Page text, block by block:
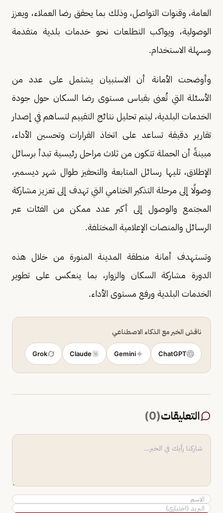
العامة، وقنوات التواصل، وذلك بما يحقق رضا العملاء، ويعزز
الوصولية، ويواكب التطلعات نحو خدمات بلدية متقدمة
وسهلة الاستخدام.
وأوضحت الأمانة أن الاستبيان يشتمل على عدد من
الأسئلة التي تُعنى بقياس مستوى رضا السكان حول جودة
الخدمات البلدية، ليتم تحليل نتائج التقييم لتساهم في إصدار
تقارير دقيقة تساعد على اتخاذ القرارات وتحسين الأداء،
مبينةً أن الحملة تتكون من ثلاث مراحل رئيسية تبدأ برسائل
الإطلاق، تليها رسائل المتابعة والتحفيز طوال شهر ديسمبر،
وصولًا إلى مرحلة التذكير الختامي التي تهدف إلى تعزيز مشاركة
المجتمع والوصول إلى أكبر عدد ممكن من الفئات عبر
الرسائل والمنصات الإعلامية المختلفة.
وتستهدف أمانة منطقة المدينة المنورة من خلال هذه
الدورة مشاركة السكان والزوار، بما ينعكس على تطوير
الخدمات البلدية ورفع مستوى الأداء.
ناقش الخبر مع الذكاء الاصطناعي
ChatGPT
Gemini
Claude
Grok
التعليقات(
0
)